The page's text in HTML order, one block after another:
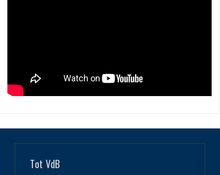
Tot VdB